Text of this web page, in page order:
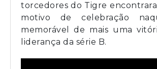
torcedores do Tigre
motivo de celebração
memorável de mais uma
liderança da série B.